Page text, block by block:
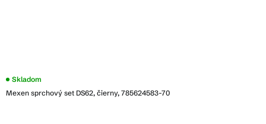
Mexen sprchový set DS62, čierny, 785624583-70
Skladom